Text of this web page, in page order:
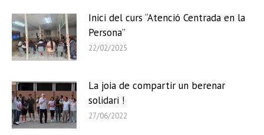
Inici del curs “Atenció Centrada en la
Persona”
22/02/2025
La joia de compartir un berenar
solidari !
27/06/2022